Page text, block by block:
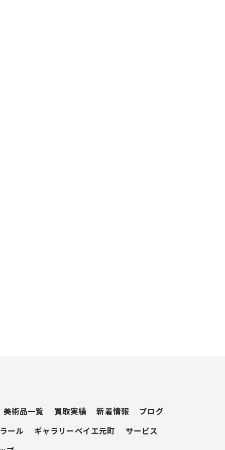
美術品一覧 買取実績 新着情報 ブログ
ール ギャラリーベイエ元町 サービス